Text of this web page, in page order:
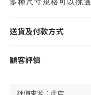
送貨及付款方式
顧客評價